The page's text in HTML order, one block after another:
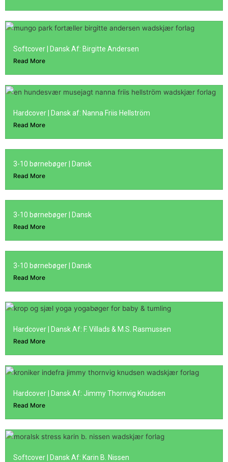
Softcover | Dansk Af: Birgitte Andersen
Read More
Hardcover | Dansk af: Nanna Friis Hellström
Read More
3-10 børnebøger | Dansk
Read More
3-10 børnebøger | Dansk
Read More
3-10 børnebøger | Dansk
Read More
Hardcover | Dansk Af: F. Villads & M.S. Rasmussen
Read More
Hardcover | Dansk Af: Jimmy Thornvig Knudsen
Read More
Softcover | Dansk Af: Karin B. Nissen